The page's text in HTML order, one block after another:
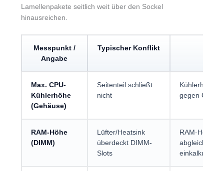
Lamellenpakete seitlich weit über den Sockel
hinausreichen.
Messpunkt /
Angabe
Typischer Konflikt
Max. CPU-
Kühlerhöhe
(Gehäuse)
Seitenteil schließt
nicht
Kühlerhöhe
gegen
RAM-Höhe
(DIMM)
Lüfter/Heatsink
überdeckt DIMM-
Slots
RAM-Höhe
abgleichen;
einkalkulieren